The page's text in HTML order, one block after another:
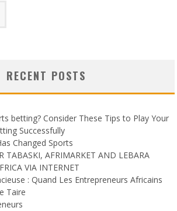
RECENT POSTS
betting? Consider These Tips to Play Your
Successfully
Changed Sports
TABASKI, AFRIMARKET AND LEBARA
VIA INTERNET
: Quand Les Entrepreneurs Africains
Taire